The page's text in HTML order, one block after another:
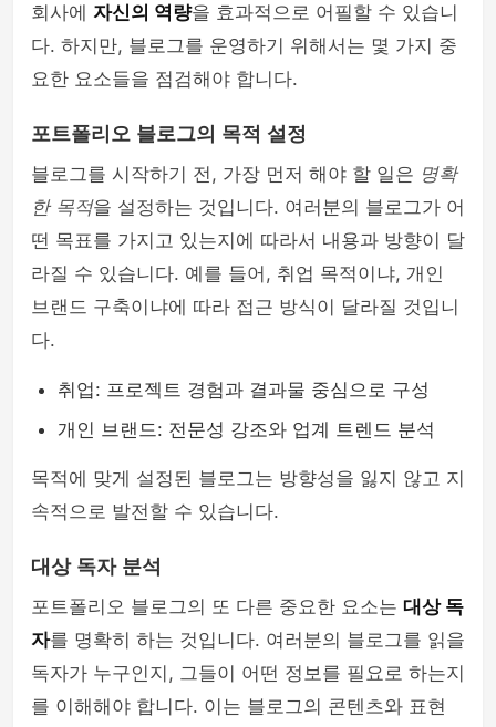
회사에 자신의 역량을 효과적으로 어필할 수 있습니
다. 하지만, 블로그를 운영하기 위해서는 몇 가지 중
요한 요소들을 점검해야 합니다.
포트폴리오 블로그의 목적 설정
블로그를 시작하기 전, 가장 먼저 해야 할 일은 명확
한 목적을 설정하는 것입니다. 여러분의 블로그가 어
떤 목표를 가지고 있는지에 따라서 내용과 방향이 달
라질 수 있습니다. 예를 들어, 취업 목적이냐, 개인
브랜드 구축이냐에 따라 접근 방식이 달라질 것입니
다.
취업: 프로젝트 경험과 결과물 중심으로 구성
개인 브랜드: 전문성 강조와 업계 트렌드 분석
목적에 맞게 설정된 블로그는 방향성을 잃지 않고 지
속적으로 발전할 수 있습니다.
대상 독자 분석
포트폴리오 블로그의 또 다른 중요한 요소는 대상 독
자를 명확히 하는 것입니다. 여러분의 블로그를 읽을
독자가 누구인지, 그들이 어떤 정보를 필요로 하는지
를 이해해야 합니다. 이는 블로그의 콘텐츠와 표현